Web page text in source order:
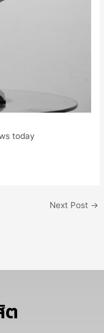
today
Next Post →
ต